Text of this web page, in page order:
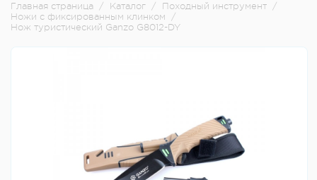
Главная страница / Каталог / Походный инструмент /
Ножи с фиксированным клинком
/
Нож туристический Ganzo G8012-DY